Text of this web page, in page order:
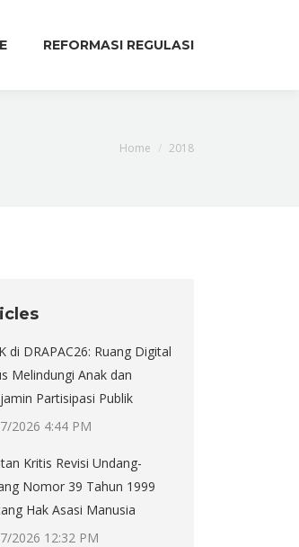
REFORMASI REGULASI
You are here:
Home 2018
di DRAPAC26: Ruang Digital
Melindungi Anak dan
Partisipasi Publik
2026 4:44 PM
Kritis Revisi Undang-
Nomor 39 Tahun 1999
Hak Asasi Manusia
2026 12:32 PM